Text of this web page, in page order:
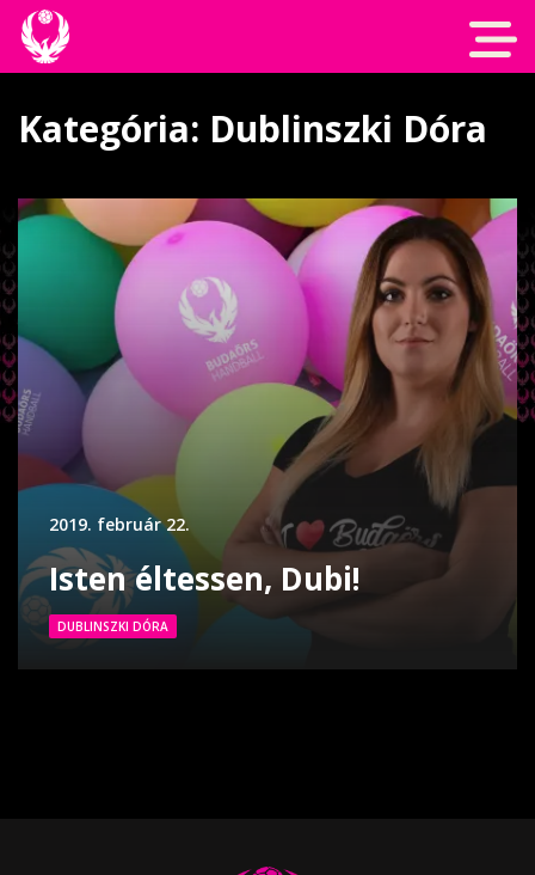
Kategória: Dublinszki Dóra
2019. február 22.
Isten éltessen, Dubi!
DUBLINSZKI DÓRA